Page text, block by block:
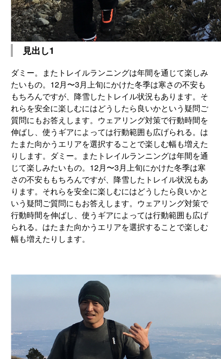
見出し1
ダミー。またトレイルランニングは年間を通じて楽しみ
たいもの。12月〜3月上旬にかけた冬季は寒さの不安も
もちろんですが、降雪したトレイル状況もあります。そ
れらを安全に楽しむにはどうしたら良いかという疑問ご
質問にもお答えします。ウェアリング対策で行動時間を
伸ばし、使うギアによっては行動範囲も広げられる。は
たまた向かうエリアを選択することで楽しむ幅も増えた
りします。ダミー。またトレイルランニングは年間を通
じて楽しみたいもの。12月〜3月上旬にかけた冬季は寒
さの不安ももちろんですが、降雪したトレイル状況もあ
ります。それらを安全に楽しむにはどうしたら良いかと
いう疑問ご質問にもお答えします。ウェアリング対策で
行動時間を伸ばし、使うギアによっては行動範囲も広げ
られる。はたまた向かうエリアを選択することで楽しむ
幅も増えたりします。